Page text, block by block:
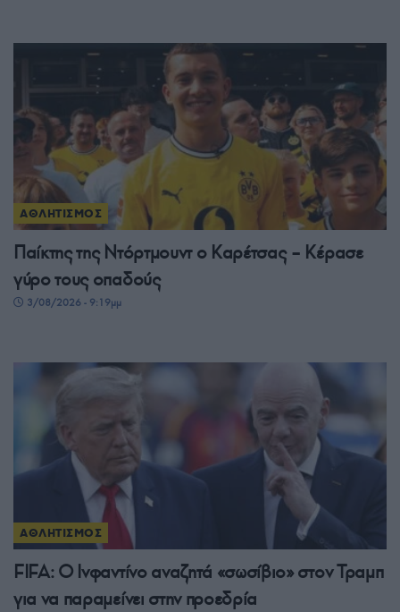
ΑΘΛΗΤΙΣΜΟΣ
Παίκτης της Ντόρτμουντ ο Καρέτσας – Κέρασε
γύρο τους οπαδούς
3/08/2026 - 9:19μμ
ΑΘΛΗΤΙΣΜΟΣ
FIFA: Ο Ινφαντίνο αναζητά «σωσίβιο» στον Τραμπ
για να παραμείνει στην προεδρία